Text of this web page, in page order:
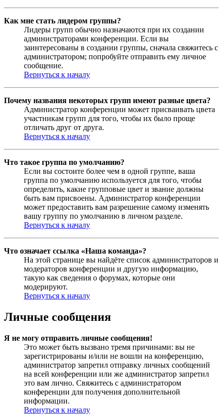
Как мне стать лидером группы?
Лидеры групп обычно назначаются при их создании
администраторами конференции. Если вы
заинтересованы в создании группы, сначала свяжитесь с
администратором; попробуйте отправить ему личное
сообщение.
Вернуться к началу
Почему названия некоторых групп имеют разные цвета?
Администратор конференции может присваивать цвета
участникам групп для того, чтобы их было проще
отличать друг от друга.
Вернуться к началу
Что такое группа по умолчанию?
Если вы состоите более чем в одной группе, ваша
группа по умолчанию используется для того, чтобы
определить, какие групповые цвет и звание должны
быть вам присвоены. Администратор конференции
может предоставить вам разрешение самому изменять
вашу группу по умолчанию в личном разделе.
Вернуться к началу
Что означает ссылка «Наша команда»?
На этой странице вы найдёте список администраторов и
модераторов конференции и другую информацию,
такую как сведения о форумах, которые они
модерируют.
Вернуться к началу
Личные сообщения
Я не могу отправить личные сообщения!
Это может быть вызвано тремя причинами: вы не
зарегистрированы и/или не вошли на конференцию,
администратор запретил отправку личных сообщений
на всей конференции или же администратор запретил
это вам лично. Свяжитесь с администратором
конференции для получения дополнительной
информации.
Вернуться к началу